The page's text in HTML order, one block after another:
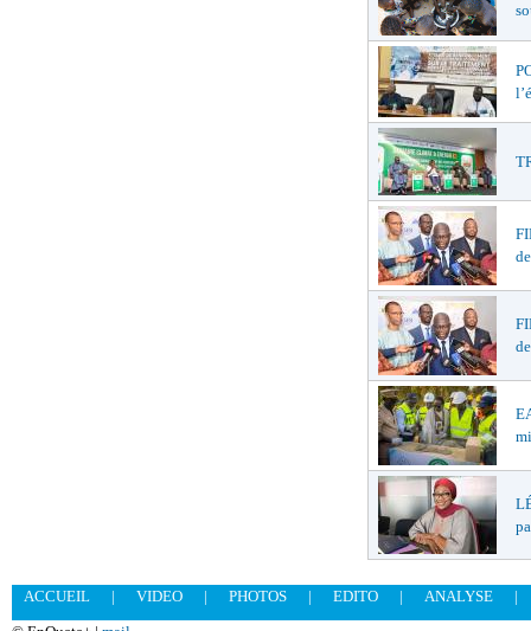
ACCUEIL | VIDEO | PHOTOS | EDITO | ANALYSE
|